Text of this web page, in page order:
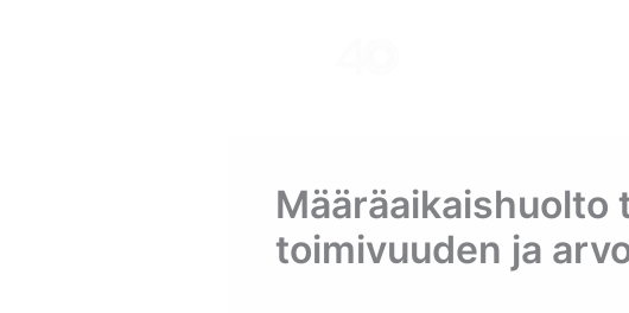
Määräaikaishuolto
toimivuuden ja